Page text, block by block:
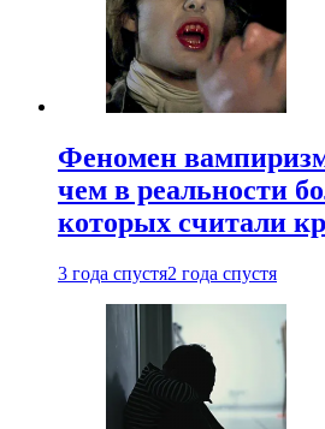
Феномен
чем в реальности
которых считали
3 года спустя2 года спустя